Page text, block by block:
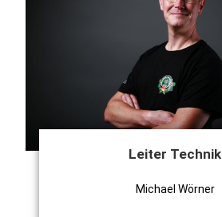
Leiter Technik
Michael Wörner